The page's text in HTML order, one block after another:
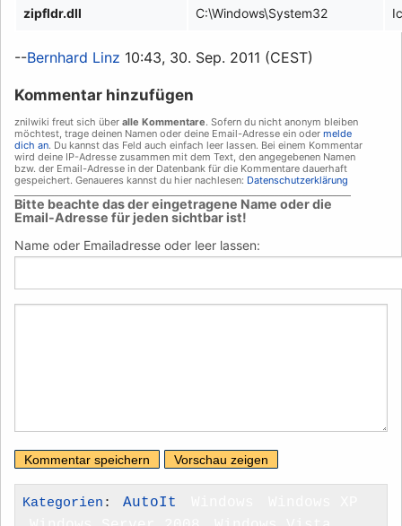
zipfldr.dll C:\Windows\System32
--Bernhard Linz 10:43, 30. Sep. 2011 (CEST)
Kommentar hinzufügen
znilwiki freut sich über alle Kommentare. Sofern du nicht anonym bleiben
möchtest, trage deinen Namen oder deine Email-Adresse ein oder melde
dich an. Du kannst das Feld auch einfach leer lassen. Bei einem Kommentar
wird deine IP-Adresse zusammen mit dem Text, den angegebenen Namen
bzw. der Email-Adresse in der Datenbank für die Kommentare dauerhaft
gespeichert. Genaueres kannst du hier nachlesen: Datenschutzerklärung
Bitte beachte das der eingetragene Name oder die
Email-Adresse für jeden sichtbar ist!
Name oder Emailadresse oder leer lassen:
Kategorien : AutoIt